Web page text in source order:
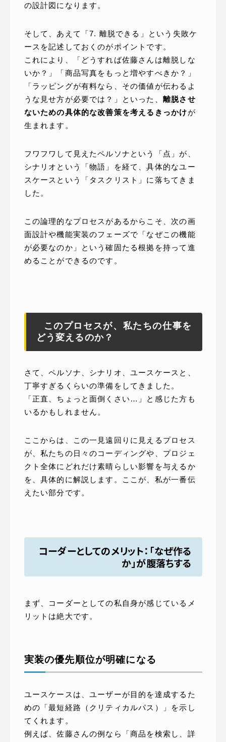
の設計図になります。
そして、あえて「7. 離脱できる」という失敗ケ
ースを記述しておくのがポイントです。
これにより、「どうすれば佐藤さんは離脱しな
いか？」「商品写真をもっと増やすべきか？」
「ラッピングが有料なら、その価値が伝わるよ
うな見せ方が必要では？」といった、 離脱させ
ないための具体的な改善策を考えるきっかけが
生まれます。
フワフワして見えたペルソナという「点」が、
シナリオという「物語」を経て、具体的なユー
スケースという「タスクリスト」に落ちてきま
した。
この論理的なプロセスがあるからこそ、次の画
面設計や機能実装のフェーズで「なぜこの機能
が必要なのか」という確固たる根拠を持って進
めることができるのです。
このプロセスが、私たちの仕事を
どう変えるのか？
さて、ペルソナ、シナリオ、ユースケースと、
丁寧すぎるくらいの準備をしてきました。
「正直、ちょっと面倒くさい…」と感じた方も
いるかもしれません。
ここからは、この一見遠回りに見えるプロセス
が、私たちの日々のコーディングや、プロジェ
クト全体にどれだけ素晴らしい影響を与えるか
を、具体的に解説します。ここが、私が一番伝
えたい部分です。
コーダーとしてのメリット：「なぜ作る
か」が腹落ちする
まず、コーダーとしての私自身が感じているメ
リットは絶大です。
実装の優先順位が明確になる
ユースケースは、ユーザーが目的を達成するた
めの「最短経路（クリティカルパス）」を示し
てくれます。
例えば、佐藤さんの例なら「商品を検索し、詳